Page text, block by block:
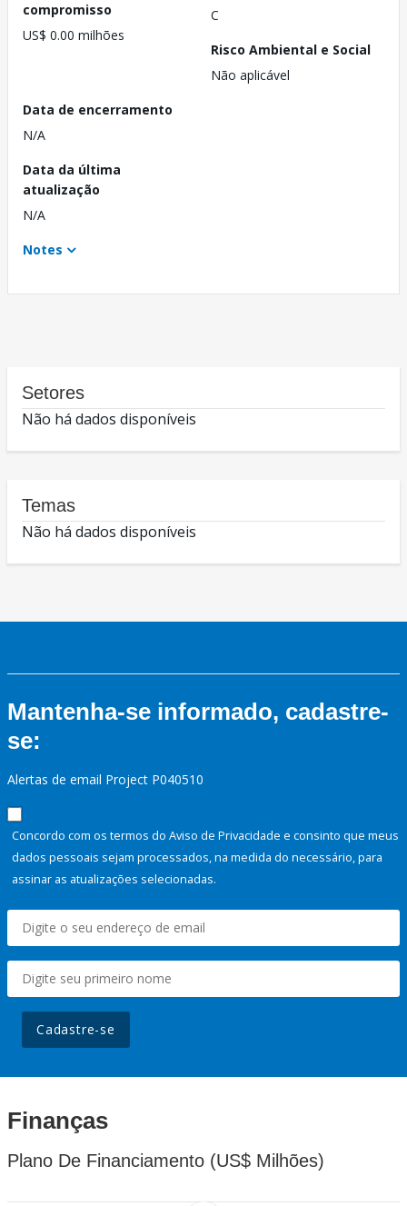
compromisso
US$ 0.00 milhões
C
Risco Ambiental e Social
Não aplicável
Data de encerramento
N/A
Data da última
atualização
N/A
Notes
Setores
Não há dados disponíveis
Temas
Não há dados disponíveis
Mantenha-se informado, cadastre-
se:
Alertas de email Project P040510
Concordo com os termos do Aviso de Privacidade e consinto que meus
dados pessoais sejam processados, na medida do necessário, para
assinar as atualizações selecionadas.
Cadastre-se
Finanças
Plano De Financiamento (US$ Milhões)